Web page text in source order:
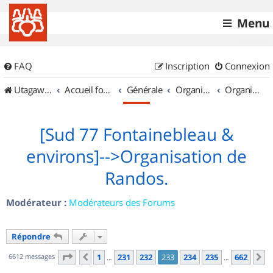
Menu
FAQ Connexion
Inscription
UtagawaVTT (Randos VTT et VTTAE avec traces GPS)
Accueil forum Générale Organisation de sorties & Recherche de partenaires Organisation de sorties en région Île de France
[Sud 77 Fontainebleau &
environs]-->Organisation de
Randos.
Modérateur : Modérateurs des Forums
Répondre
6612 messages Page 233 sur662
Précédent
1 … 231 232 233 234 235 … 662